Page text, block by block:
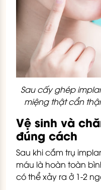
Sau cấy ghép
miệng thật cẩn
Vệ sinh và
đúng cách
Sau khi cắm trụ
máu là hoàn toàn
có thể xảy ra ở 1-2